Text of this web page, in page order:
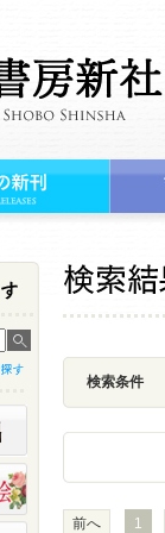
検索条件
前へ 1